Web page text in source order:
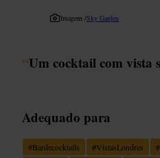
Imagem /Sky Garden
“Um cocktail com vista
Adequado para
#Bardecocktails #VistasLondres #